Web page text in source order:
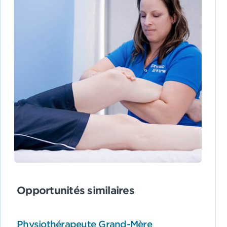
Opportunités similaires
Physiothérapeute Grand-Mère